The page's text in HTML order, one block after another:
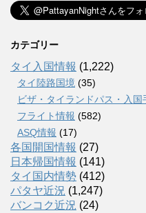
カテゴリー
タイ入国情報 (1,222)
タイ陸路国境 (35)
ビザ・タイランドパス・入国
フライト情報 (582)
ASQ情報 (17)
各国開国情報 (27)
日本帰国情報 (141)
タイ国内情勢 (412)
パタヤ近況 (1,247)
バンコク近況 (24)